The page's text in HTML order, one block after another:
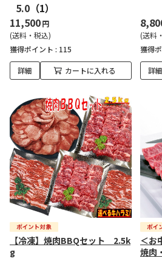
5.0 （1）
11,500円
(送料・税込)
獲得ポイント : 115
詳細 カートに入れる
(送料
獲得
詳細
【冷凍】焼肉BBQセット 2.5k
g
＜お
焼肉